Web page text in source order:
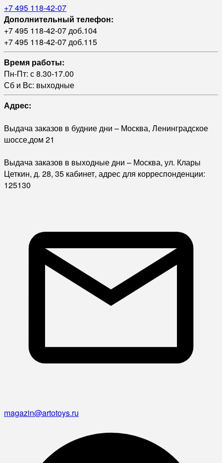
+7 495 118-42-07
Дополнительный телефон:
+7 495 118-42-07 доб.104
+7 495 118-42-07 доб.115
Время работы:
Пн-Пт: с 8.30-17.00
Сб и Вс: выходные
Адрес:
Выдача заказов в будние дни – Москва, Ленинградское
шоссе,дом 21
Выдача заказов в выходные дни – Москва, ул. Клары
Цеткин, д. 28, 35 кабинет, адрес для корреспонденции:
125130
magazin@artotoys.ru